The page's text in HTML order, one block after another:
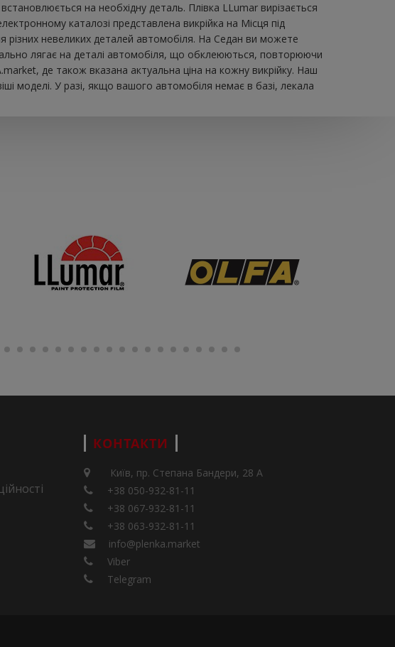
на необхідну деталь. Плівка LLumar вирізається
каталозі представлена ​​викрійка на Місця під
різних невеликих деталей автомобіля. На Седан ви можете
лягає на деталі автомобіля, що обклеюються, повторюючи
де також вказана актуальна ціна на кожну викрійку. Наш
моделі. У разі, якщо вашого автомобіля немає в базі, лекала
КОНТАКТИ
Київ, пр. Степана Бандери, 28 А
+38 050-932-81-11
+38 067-932-81-11
+38 063-932-81-11
info@plenka.market
Viber
Telegram